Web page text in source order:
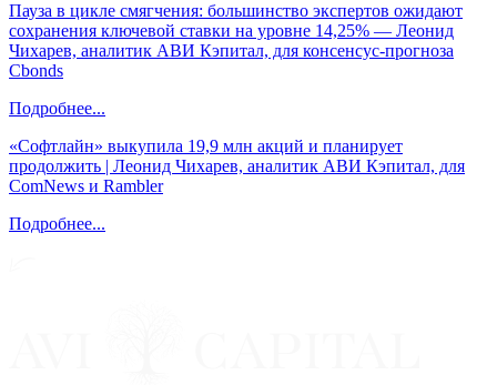
Пауза в цикле смягчения: большинство экспертов ожидают
сохранения ключевой ставки на уровне 14,25% — Леонид
Чихарев, аналитик АВИ Кэпитал, для консенсус-прогноза
Cbonds
Подробнее...
«Софтлайн» выкупила 19,9 млн акций и планирует
продолжить | Леонид Чихарев, аналитик АВИ Кэпитал, для
ComNews и Rambler
Подробнее...